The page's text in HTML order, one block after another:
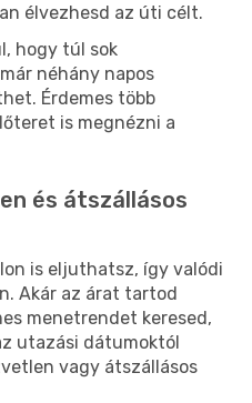
élvezhesd az úti célt.
hogy túl sok
néhány napos
Érdemes több
is megnézni a
és átszállásos
is eljuthatsz, így valódi
Akár az árat tartod
menetrendet keresed,
utazási dátumoktól
vagy átszállásos